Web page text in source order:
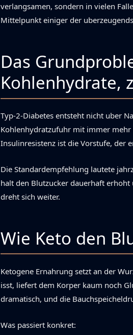
verlangsamen, sondern in vielen
Mittelpunkt einiger der
Das
Kohlenhydrate,
Typ-2-Diabetes entsteht nicht uber
Kohlenhydratzufuhr mit immer
Insulinresistenz ist die Vorstufe, der
Die Standardempfehlung lautete
halt den Blutzucker dauerhaft
dreht sich weiter.
Wie Keto den
Ketogene Ernahrung setzt an der
isst, liefert dem Korper kaum noch
dramatisch, und die
Was passiert konkret: